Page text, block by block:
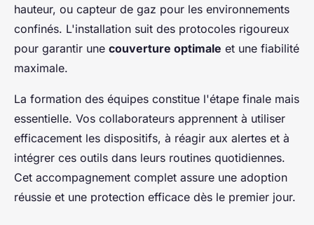
hauteur, ou capteur de gaz pour les environnements
confinés. L'installation suit des protocoles rigoureux
pour garantir une couverture optimale et une fiabilité
maximale.
La formation des équipes constitue l'étape finale mais
essentielle. Vos collaborateurs apprennent à utiliser
efficacement les dispositifs, à réagir aux alertes et à
intégrer ces outils dans leurs routines quotidiennes.
Cet accompagnement complet assure une adoption
réussie et une protection efficace dès le premier jour.